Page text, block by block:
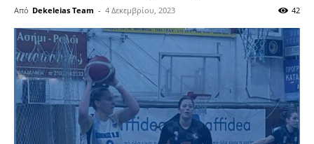
Από Dekeleias Team - 4 Δεκεμβρίου, 2023 42